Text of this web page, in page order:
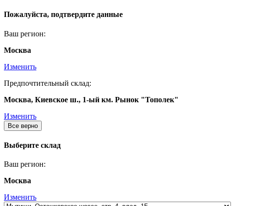
Пожалуйста, подтвердите данные
Ваш регион:
Москва
Изменить
Предпочтительный склад:
Москва, Киевское ш., 1-ый км. Рынок "Тополек"
Изменить
Все верно
Выберите склад
Ваш регион:
Москва
Изменить